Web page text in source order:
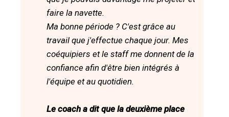
faire la navette.
Ma bonne période ? C'est grâce au
travail que j'effectue chaque jour. Mes
coéquipiers et le staff me donnent de la
confiance afin d'être bien intégrés à
l'équipe et au quotidien.
Le coach a dit que la deuxième place